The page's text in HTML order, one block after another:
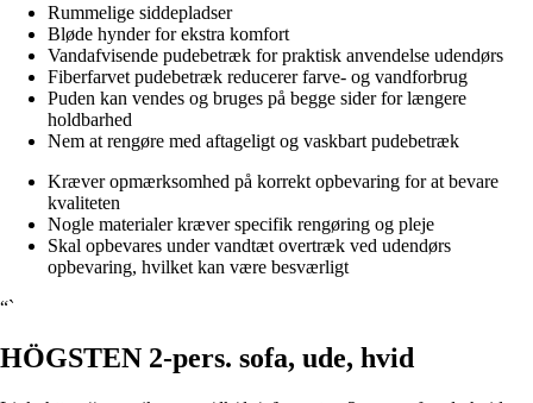
Rummelige siddepladser
Bløde hynder for ekstra komfort
Vandafvisende pudebetræk for praktisk anvendelse udendørs
Fiberfarvet pudebetræk reducerer farve- og vandforbrug
Puden kan vendes og bruges på begge sider for længere
holdbarhed
Nem at rengøre med aftageligt og vaskbart pudebetræk
Kræver opmærksomhed på korrekt opbevaring for at bevare
kvaliteten
Nogle materialer kræver specifik rengøring og pleje
Skal opbevares under vandtæt overtræk ved udendørs
opbevaring, hvilket kan være besværligt
“`
HÖGSTEN 2-pers. sofa, ude, hvid